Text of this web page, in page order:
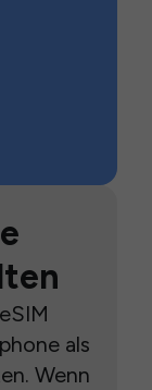
als
Wenn